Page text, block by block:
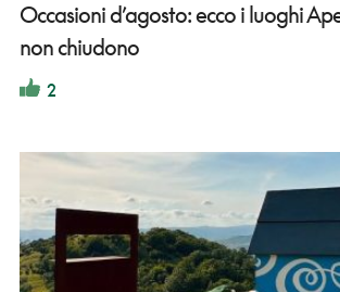
Occasioni d’agosto: ecco i luoghi
non chiudono
2